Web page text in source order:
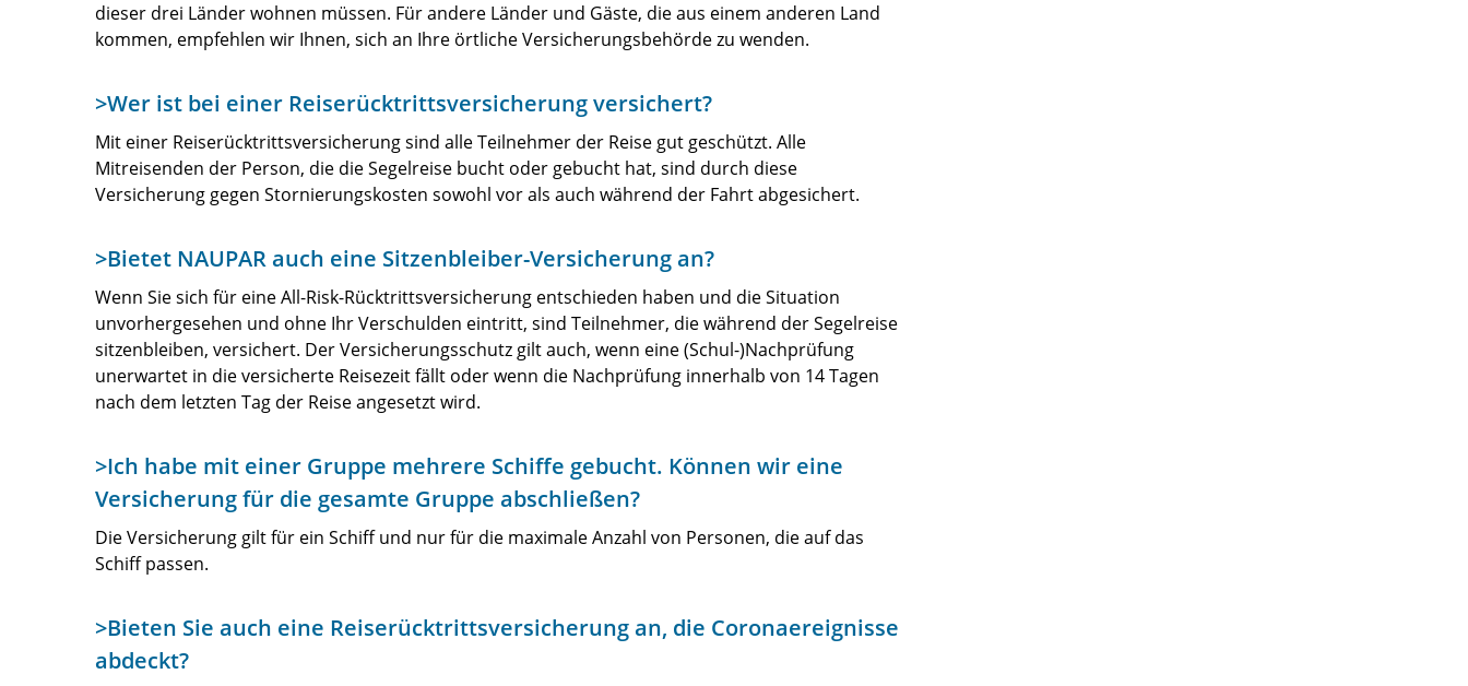
dieser drei Länder wohnen müssen. Für andere Länder und Gäste, die aus einem anderen Land
kommen, empfehlen wir Ihnen, sich an Ihre örtliche Versicherungsbehörde zu wenden.
>Wer ist bei einer Reiserücktrittsversicherung versichert?
Mit einer Reiserücktrittsversicherung sind alle Teilnehmer der Reise gut geschützt. Alle
Mitreisenden der Person, die die Segelreise bucht oder gebucht hat, sind durch diese
Versicherung gegen Stornierungskosten sowohl vor als auch während der Fahrt abgesichert.
>Bietet NAUPAR auch eine Sitzenbleiber-Versicherung an?
Wenn Sie sich für eine All-Risk-Rücktrittsversicherung entschieden haben und die Situation
unvorhergesehen und ohne Ihr Verschulden eintritt, sind Teilnehmer, die während der Segelreise
sitzenbleiben, versichert. Der Versicherungsschutz gilt auch, wenn eine (Schul-)Nachprüfung
unerwartet in die versicherte Reisezeit fällt oder wenn die Nachprüfung innerhalb von 14 Tagen
nach dem letzten Tag der Reise angesetzt wird.
>Ich habe mit einer Gruppe mehrere Schiffe gebucht. Können wir eine
Versicherung für die gesamte Gruppe abschließen?
Die Versicherung gilt für ein Schiff und nur für die maximale Anzahl von Personen, die auf das
Schiff passen.
>Bieten Sie auch eine Reiserücktrittsversicherung an, die Coronaereignisse
abdeckt?